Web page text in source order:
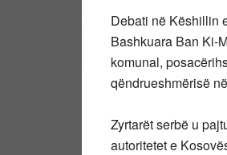
Debati në Këshillin
Bashkuara Ban Ki-
komunal,
qëndrueshmërisë
Zyrtarët serbë u
autoritetet e